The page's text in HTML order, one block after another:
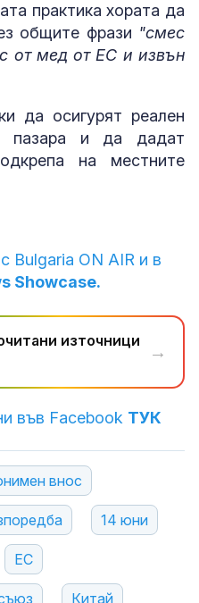
практика хората да
общите фрази "смес
от мед от ЕС и извън
да осигурят реален
пазара и да дадат
на местните
Bulgaria ON AIR и в
Showcase.
източници
→
във Facebook ТУК
внос
14 юни
ЕС
Китай